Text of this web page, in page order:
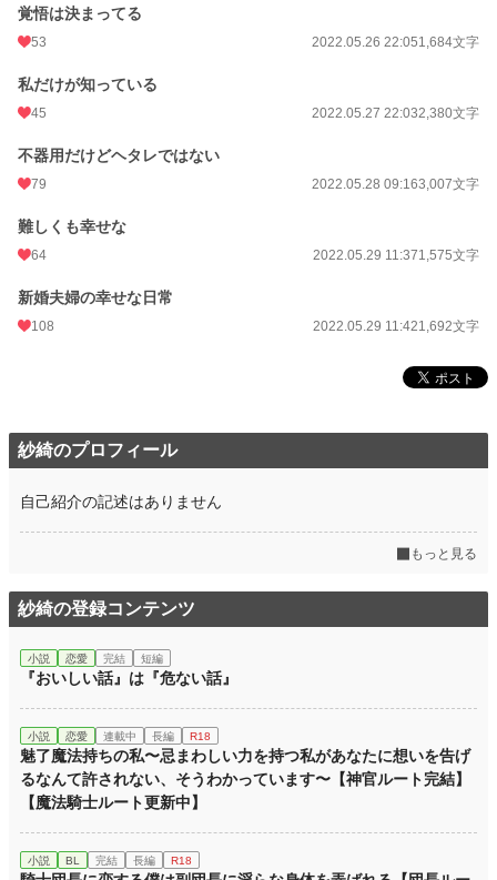
覚悟は決まってる
53 2022.05.26 22:051,684文字
私だけが知っている
45 2022.05.27 22:032,380文字
不器用だけどヘタレではない
79 2022.05.28 09:163,007文字
難しくも幸せな
64 2022.05.29 11:371,575文字
新婚夫婦の幸せな日常
108 2022.05.29 11:421,692文字
紗綺のプロフィール
自己紹介の記述はありません
もっと見る
紗綺の登録コンテンツ
小説 恋愛 完結 短編
『おいしい話』は『危ない話』
小説 恋愛 連載中 長編 R18
魅了魔法持ちの私〜忌まわしい力を持つ私があなたに想いを告げ
るなんて許されない、そうわかっています〜【神官ルート完結】
【魔法騎士ルート更新中】
小説 BL 完結 長編 R18